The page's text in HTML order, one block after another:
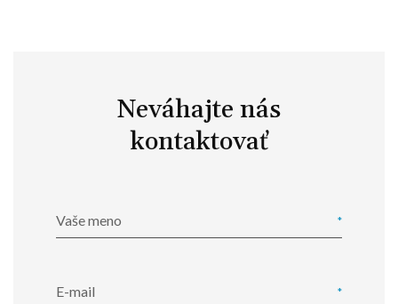
Neváhajte nás
kontaktovať
Vaše meno
E-mail